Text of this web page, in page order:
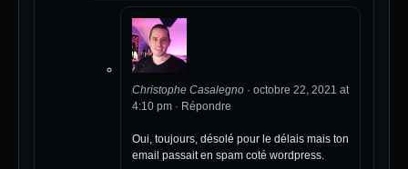
Christophe Casalegno · octobre 22, 2021 at
4:10 pm · Répondre
Oui, toujours, désolé pour le délais mais ton
email passait en spam coté wordpress.